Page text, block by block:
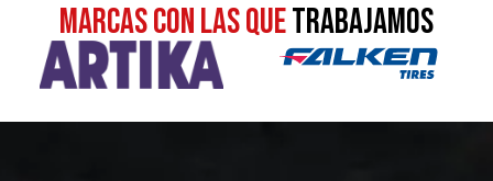
MARCAS CON LAS QUETRABAJAMOS